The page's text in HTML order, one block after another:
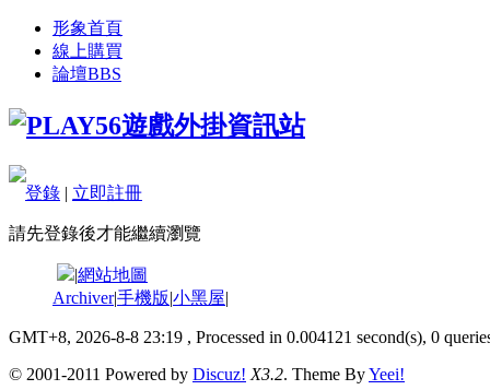
形象首頁
線上購買
論壇BBS
登錄 | 立即註冊
請先登錄後才能繼續瀏覽
|網站地圖
Archiver|手機版|小黑屋|
GMT+8, 2026-8-8 23:19 , Processed in 0.004121 second(s), 0
© 2001-2011 Powered by Discuz! X3.2. Theme ByYeei!